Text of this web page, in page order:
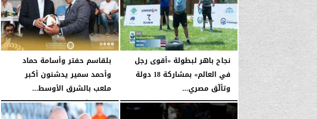
نجاح باهر لبطولة «أقوى رجل
في العالم» بمشاركة 18 دولة
وتألّق مصري...
الخميس، 19 يونيو 2025 01:25 صـ
بلقاسم حفتر وأسامة حماد
وأحمد سمير يدشنون أكبر
ملعب بالشرق الأوسط...
الخميس، 17 أكتوبر 2024 03:04 مـ